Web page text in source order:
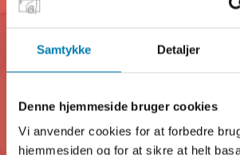
Samtykke Detaljer
Denne hjemmeside bruger cookies
Vi anvender cookies for at forbedre
hjemmesiden og for at sikre at helt
Historie B